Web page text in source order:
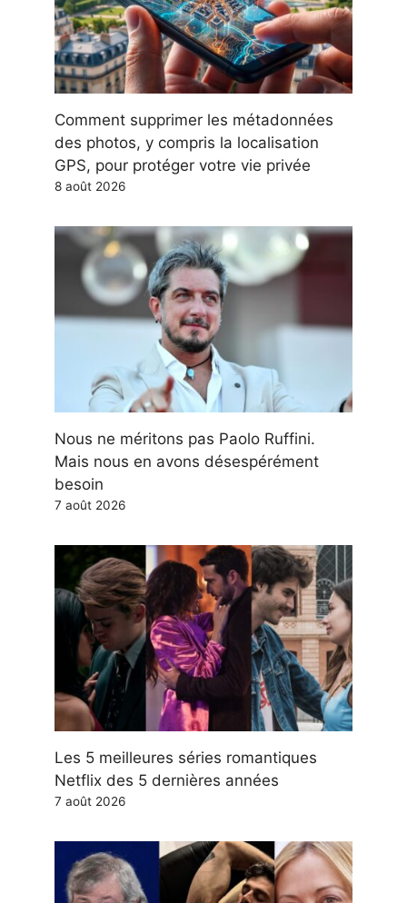
Comment supprimer les métadonnées
des photos, y compris la localisation
GPS, pour protéger votre vie privée
8 août 2026
Nous ne méritons pas Paolo Ruffini.
Mais nous en avons désespérément
besoin
7 août 2026
Les 5 meilleures séries romantiques
Netflix des 5 dernières années
7 août 2026